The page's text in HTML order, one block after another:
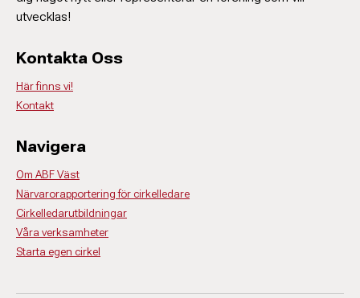
utvecklas!
Kontakta Oss
Här finns vi!
Kontakt
Navigera
Om ABF Väst
Närvarorapportering för cirkelledare
Cirkelledarutbildningar
Våra verksamheter
Starta egen cirkel